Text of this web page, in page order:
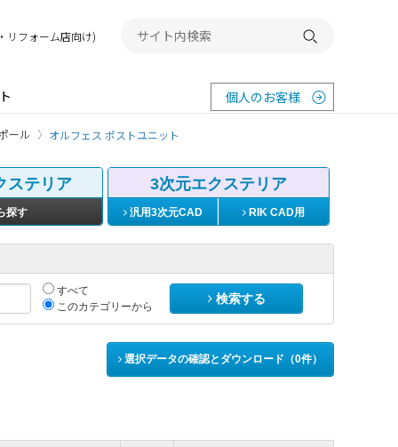
個人のお客様
リフォーム店向け) 検索する
ール オルフェス ポストユニット
ステリア
探す
3次元エクステリア
汎用3次元CAD RIK CAD用
すべて
このカテゴリーから
検索する
選択データの確認とダウンロード（0件）